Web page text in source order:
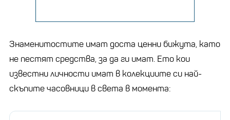
Знаменитостите имат доста ценни бижута, като
не пестят средства, за да ги имат. Ето кои
известни личности имат в колекциите си най-
скъпите часовници в света в момента: